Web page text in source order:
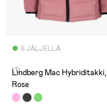
8 JÄLJELLÄ
(1)
Lindberg Mac Hybriditakki,
Rose